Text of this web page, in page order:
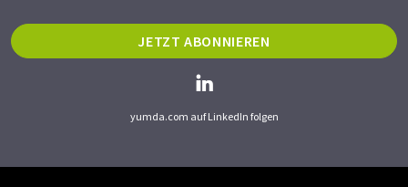
JETZT ABONNIEREN
yumda.com auf LinkedIn folgen